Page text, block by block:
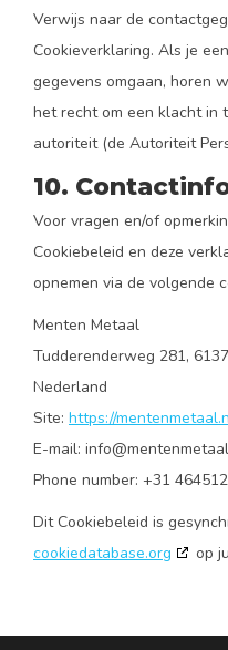
Verwijs naar de
Cookieverklaring. Als je
gegevens omgaan, horen
het recht om een klacht in
autoriteit (de Autoriteit
10.
Voor vragen en/of
Cookiebeleid en deze
opnemen via de volgende
Menten Metaal
Tudderenderweg 281,
Nederland
Site: https://
E-mail: info@
Phone number: +31
Dit Cookiebeleid is
cookiedatabase.org
op